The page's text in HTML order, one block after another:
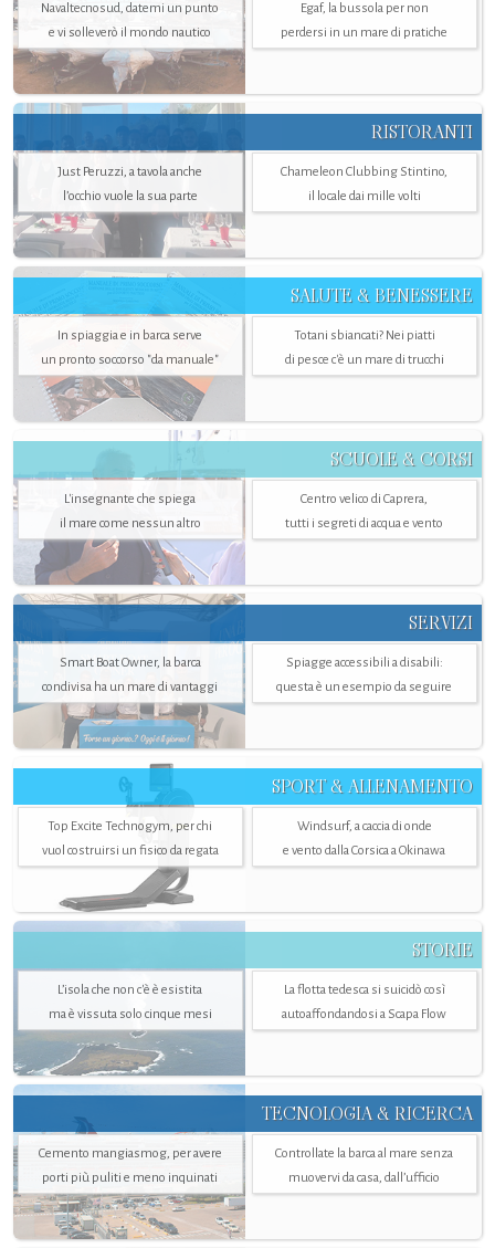
Navaltecnosud, datemi un punto
e vi solleverò il mondo nautico
Egaf, la bussola per non
perdersi in un mare di pratiche
RISTORANTI
Just Peruzzi, a tavola anche
l’occhio vuole la sua parte
Chameleon Clubbing Stintino,
il locale dai mille volti
SALUTE & BENESSERE
In spiaggia e in barca serve
un pronto soccorso "da manuale"
Totani sbiancati? Nei piatti
di pesce c'è un mare di trucchi
SCUOLE & CORSI
L'insegnante che spiega
il mare come nessun altro
Centro velico di Caprera,
tutti i segreti di acqua e vento
SERVIZI
Smart Boat Owner, la barca
condivisa ha un mare di vantaggi
Spiagge accessibili a disabili:
questa è un esempio da seguire
SPORT & ALLENAMENTO
Top Excite Technogym, per chi
vuol costruirsi un fisico da regata
Windsurf, a caccia di onde
e vento dalla Corsica a Okinawa
STORIE
L’isola che non c'è è esistita
ma è vissuta solo cinque mesi
La flotta tedesca si suicidò così
autoaffondandosi a Scapa Flow
TECNOLOGIA & RICERCA
Cemento mangiasmog, per avere
porti più puliti e meno inquinati
Controllate la barca al mare senza
muovervi da casa, dall’ufficio